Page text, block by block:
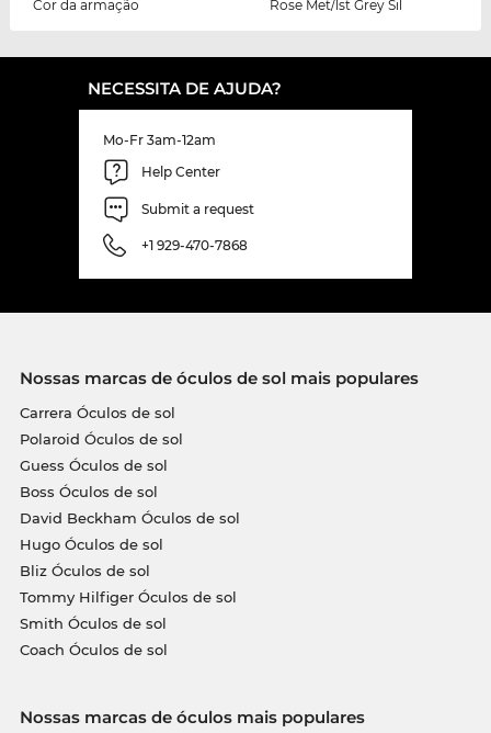
Cor da armação
Rose Met/lst Grey Sil
NECESSITA DE AJUDA?
Mo-Fr 3am-12am
Help Center
Submit a request
+1 929-470-7868
Nossas marcas de óculos de sol mais populares
Carrera Óculos de sol
Polaroid Óculos de sol
Guess Óculos de sol
Boss Óculos de sol
David Beckham Óculos de sol
Hugo Óculos de sol
Bliz Óculos de sol
Tommy Hilfiger Óculos de sol
Smith Óculos de sol
Coach Óculos de sol
Nossas marcas de óculos mais populares